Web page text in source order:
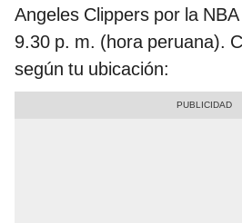
Angeles Clippers por la
9.30 p. m. (hora peruana).
según tu ubicación: